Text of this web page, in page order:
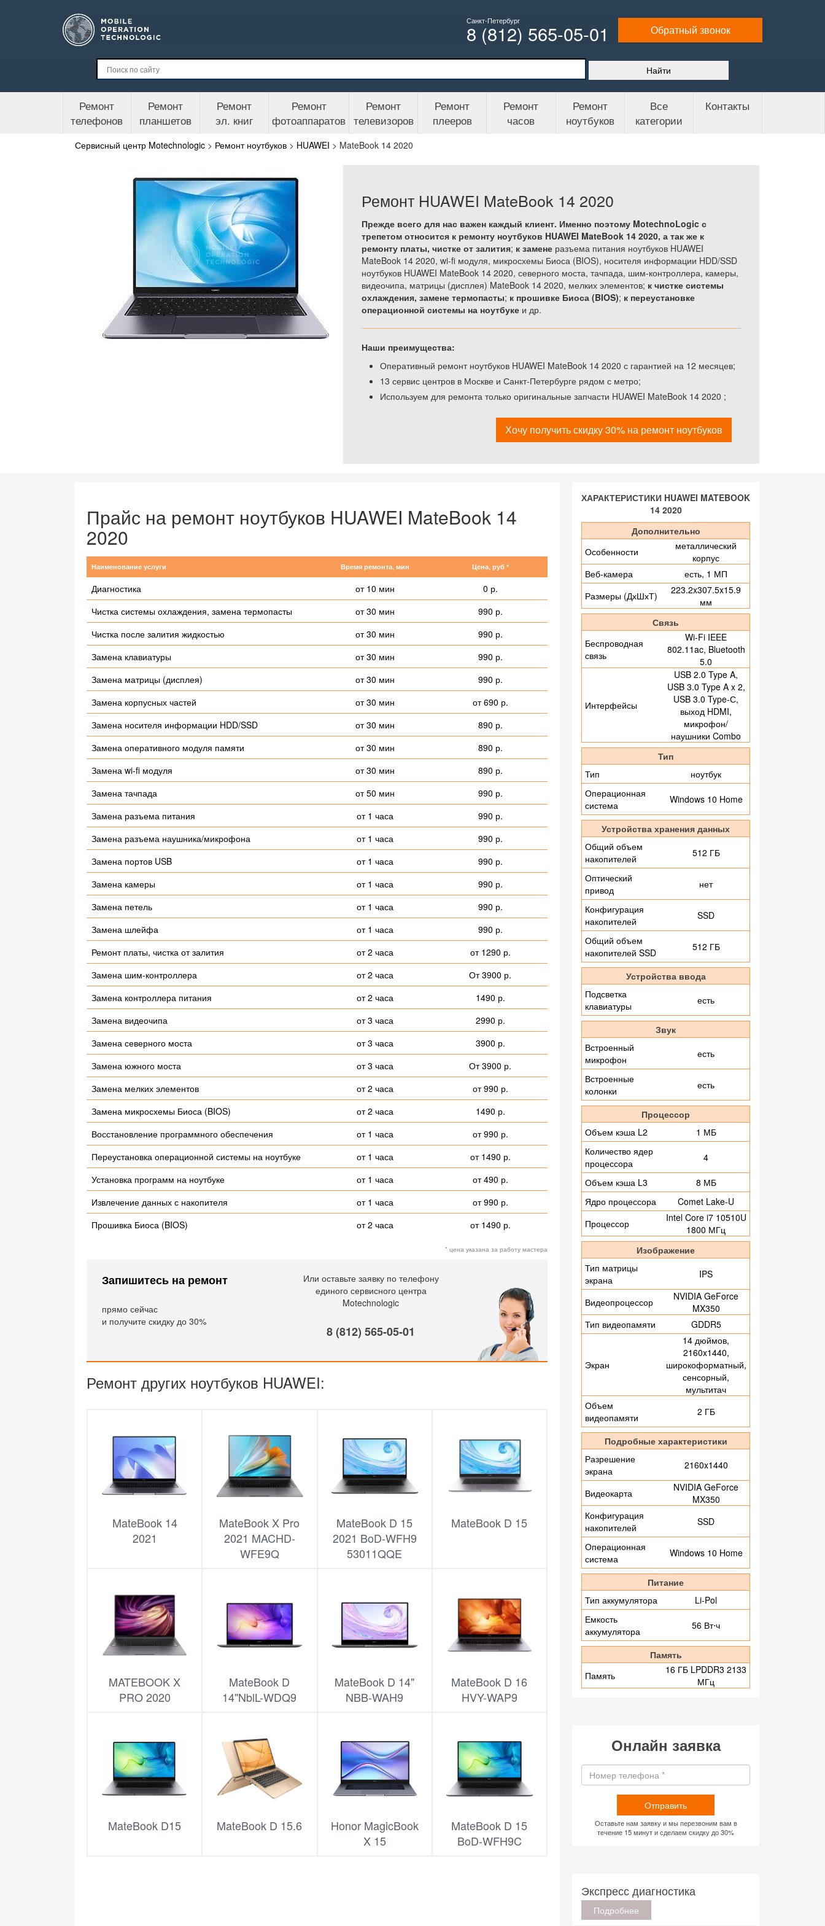
Санкт-Петербург
8 (812) 565-05-01 Обратный звонок
Ремонт
телефонов
Ремонт
планшетов
Ремонт
эл. книг
Ремонт
фотоаппаратов
Ремонт
телевизоров
Ремонт
плееров
Ремонт
часов
Ремонт
ноутбуков
Все
категории
Контакты
Сервисный центр Motechnologic > Ремонт ноутбуков > HUAWEI > MateBook 14 2020
Ремонт HUAWEI MateBook 14 2020
Прежде всего для нас важен каждый клиент. Именно поэтому MotechnoLogic с
трепетом относится к ремонту ноутбуков HUAWEI MateBook 14 2020, а так же к
ремонту платы, чистке от залития; к замене разъема питания ноутбуков HUAWEI
MateBook 14 2020, wi-fi модуля, микросхемы Биоса (BIOS), носителя информации HDD/SSD
ноутбуков HUAWEI MateBook 14 2020, северного моста, тачпада, шим-контроллера, камеры,
видеочипа, матрицы (дисплея) MateBook 14 2020, мелких элементов; к чистке системы
охлаждения, замене термопасты; к прошивке Биоса (BIOS); к переустановке
операционной системы на ноутбуке и др.
Наши преимущества:
Оперативный ремонт ноутбуков HUAWEI MateBook 14 2020 с гарантией на 12 месяцев;
13 сервис центров в Москве и Санкт-Петербурге рядом с метро;
Используем для ремонта только оригинальные запчасти HUAWEI MateBook 14 2020 ;
Хочу получить скидку 30% на ремонт ноутбуков
Прайс на ремонт ноутбуков HUAWEI MateBook 14
2020
Наименование услуги Время ремонта, мин Цена, руб *
Диагностика от 10 мин
0 р.
Чистка системы охлаждения, замена термопасты
от 30 мин
990 р.
Чистка после залития жидкостью
от 30 мин
990 р.
Замена клавиатуры
от 30 мин
990 р.
Замена матрицы (дисплея)
от 30 мин
990 р.
Замена корпусных частей
от 30 мин
от 690 р.
Замена носителя информации HDD/SSD
от 30 мин
890 р.
Замена оперативного модуля памяти
от 30 мин
890 р.
Замена wi-fi модуля
от 30 мин
890 р.
Замена тачпада
от 50 мин
990 р.
Замена разъема питания
от 1 часа
990 р.
Замена разъема наушника/микрофона
от 1 часа
990 р.
Замена портов USB
от 1 часа
990 р.
Замена камеры
от 1 часа
990 р.
Замена петель
от 1 часа
990 р.
Замена шлейфа
от 1 часа
990 р.
Ремонт платы, чистка от залития
от 2 часа
от 1290 р.
Замена шим-контроллера
от 2 часа
От 3900 р.
Замена контроллера питания
от 2 часа
1490 р.
Замена видеочипа
от 3 часа
2990 р.
Замена северного моста
от 3 часа
3900 р.
Замена южного моста
от 3 часа
От 3900 р.
Замена мелких элементов
от 2 часа
от 990 р.
Замена микросхемы Биоса (BIOS)
от 2 часа
1490 р.
Восстановление программного обеспечения
от 1 часа
от 990 р.
Переустановка операционной системы на ноутбуке
от 1 часа
от 1490 р.
Установка программ на ноутбуке
от 1 часа
от 490 р.
Извлечение данных с накопителя
от 1 часа
от 990 р.
Прошивка Биоса (BIOS)
от 2 часа от 1490 р.
* цена указана за работу мастера
Запишитесь на ремонт
прямо сейчас
и получите скидку до 30%
Или оставьте заявку по телефону
единого сервисного центра
Motechnologic
8 (812) 565-05-01
Ремонт других ноутбуков HUAWEI:
MateBook 14
2021
MateBook X Pro
2021 MACHD-
WFE9Q
MateBook D 15
2021 BoD-WFH9
53011QQE
MateBook D 15
MATEBOOK X
PRO 2020
MateBook D
14"NblL-WDQ9
MateBook D 14"
NBB-WAH9
MateBook D 16
HVY-WAP9
MateBook D15 MateBook D 15.6
Honor MagicBook
X 15
MateBook D 15
BoD-WFH9C
ХАРАКТЕРИСТИКИ HUAWEI MATEBOOK
14 2020
Дополнительно
Особенности
металлический
корпус
Веб-камера
есть, 1 МП
Размеры (ДхШхТ)
223.2x307.5x15.9
мм
Связь
Беспроводная
связь
Wi-Fi IEEE
802.11ac, Bluetooth
5.0
Интерфейсы
USB 2.0 Type A,
USB 3.0 Type A x 2,
USB 3.0 Type-С,
выход HDMI,
микрофон/
наушники Combo
Тип
Тип
ноутбук
Операционная
система
Windows 10 Home
Устройства хранения данных
Общий объем
накопителей
512 ГБ
Оптический
привод
нет
Конфигурация
накопителей
SSD
Общий объем
накопителей SSD
512 ГБ
Устройства ввода
Подсветка
клавиатуры
есть
Звук
Встроенный
микрофон
есть
Встроенные
колонки
есть
Процессор
Объем кэша L2
1 МБ
Количество ядер
процессора
4
Объем кэша L3
8 МБ
Ядро процессора
Comet Lake-U
Процессор
Intel Core i7 10510U
1800 МГц
Изображение
Тип матрицы
экрана
IPS
Видеопроцессор
NVIDIA GeForce
MX350
Тип видеопамяти
GDDR5
Экран
14 дюймов,
2160x1440,
широкоформатный,
сенсорный,
мультитач
Объем
видеопамяти
2 ГБ
Подробные характеристики
Разрешение
экрана
2160x1440
Видеокарта
NVIDIA GeForce
MX350
Конфигурация
накопителей
SSD
Операционная
система
Windows 10 Home
Питание
Тип аккумулятора
Li-Pol
Емкость
аккумулятора
56 Вт⋅ч
Память
Память
16 ГБ LPDDR3 2133
МГц
Онлайн заявка
Отправить
Оставьте нам заявку и мы перезвоним вам в
течение 15 минут и сделаем скидку до 30%
Экспресс диагностика
Подробнее